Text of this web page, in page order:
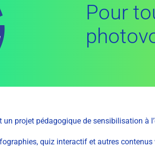
Pour
projet pédagogique de sensibilisation à
quiz interactif et autres